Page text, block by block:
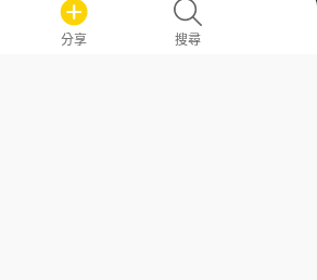
職場透明化運動
分享 搜尋